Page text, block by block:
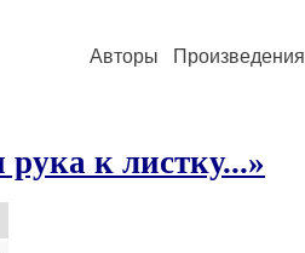
Авторы Произведения
рука к листку...»